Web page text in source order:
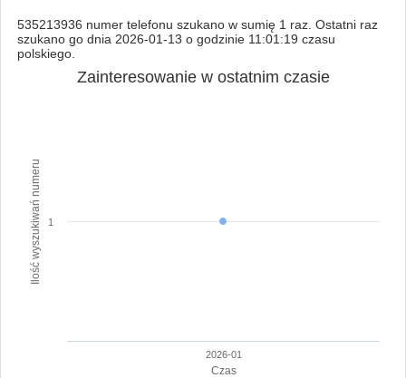
535213936 numer telefonu szukano w sumię 1 raz. Ostatni raz
szukano go dnia 2026-01-13 o godzinie 11:01:19 czasu
polskiego.
Czas
Ilość wyszukiwań numeru
Zainteresowanie w ostatnim czasie
2026-01
1